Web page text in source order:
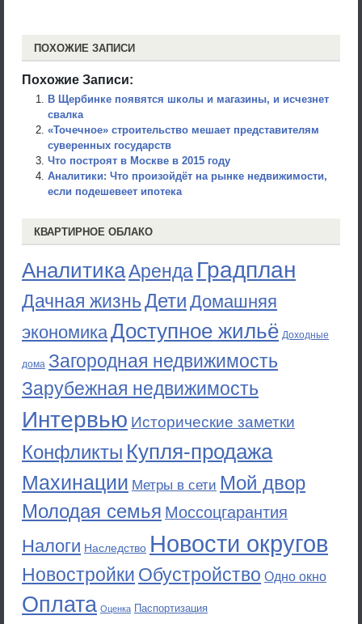
ПОХОЖИЕ ЗАПИСИ
Похожие Записи:
В Щербинке появятся школы и магазины, и исчезнет
свалка
«Точечное» строительство мешает представителям
суверенных государств
Что построят в Москве в 2015 году
Аналитики: Что произойдёт на рынке недвижимости,
если подешевеет ипотека
КВАРТИРНОЕ ОБЛАКО
АналитикаАренда Градплан
Дачная жизньДети Домашняя
экономикаДоступное жильё Доходные
дома Загородная недвижимость
Зарубежная недвижимость
Интервью Исторические заметки
Конфликты Купля-продажа
Махинации Метры в сети Мой двор
Молодая семья Моссоцгарантия
Налоги Наследство Новости округов
Новостройки Обустройство Одно окно
Оплата Оценка Паспортизация